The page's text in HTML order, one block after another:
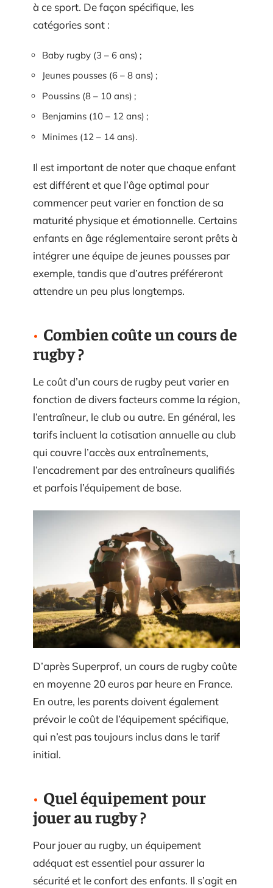
à ce sport. De façon spécifique, les
catégories sont :
Baby rugby (3 – 6 ans) ;
Jeunes pousses (6 – 8 ans) ;
Poussins (8 – 10 ans) ;
Benjamins (10 – 12 ans) ;
Minimes (12 – 14 ans).
Il est important de noter que chaque enfant
est différent et que l’âge optimal pour
commencer peut varier en fonction de sa
maturité physique et émotionnelle. Certains
enfants en âge réglementaire seront prêts à
intégrer une équipe de jeunes pousses par
exemple, tandis que d’autres préféreront
attendre un peu plus longtemps.
Combien coûte un cours de
rugby ?
Le coût d’un cours de rugby peut varier en
fonction de divers facteurs comme la région,
l’entraîneur, le club ou autre. En général, les
tarifs incluent la cotisation annuelle au club
qui couvre l’accès aux entraînements,
l’encadrement par des entraîneurs qualifiés
et parfois l’équipement de base.
D’après Superprof, un cours de rugby coûte
en moyenne 20 euros par heure en France.
En outre, les parents doivent également
prévoir le coût de l’équipement spécifique,
qui n’est pas toujours inclus dans le tarif
initial.
Quel équipement pour
jouer au rugby ?
Pour jouer au rugby, un équipement
adéquat est essentiel pour assurer la
sécurité et le confort des enfants. Il s’agit en